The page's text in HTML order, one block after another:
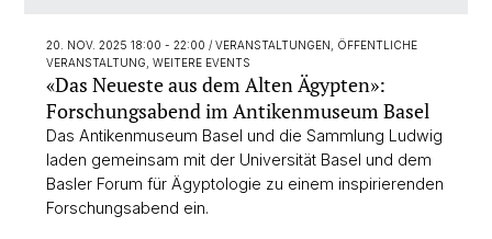
20. NOV. 2025 18:00 - 22:00 / VERANSTALTUNGEN, ÖFFENTLICHE
VERANSTALTUNG, WEITERE EVENTS
«Das Neueste aus dem Alten Ägypten»:
Forschungsabend im Antikenmuseum Basel
Das Antikenmuseum Basel und die Sammlung Ludwig
laden gemeinsam mit der Universität Basel und dem
Basler Forum für Ägyptologie zu einem inspirierenden
Forschungsabend ein.